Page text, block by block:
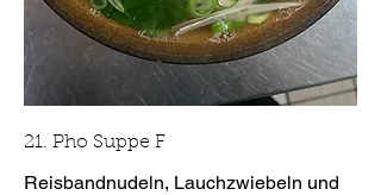
21. Pho Suppe F
Reisbandnudeln, Lauchzwiebeln und